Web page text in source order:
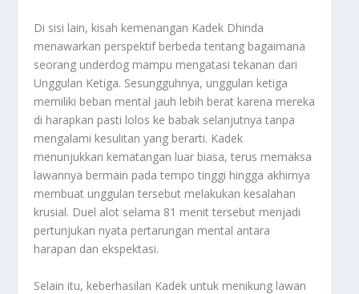
Di sisi lain, kisah kemenangan Kadek Dhinda
menawarkan perspektif berbeda tentang bagaimana
seorang underdog mampu mengatasi tekanan dari
Unggulan Ketiga. Sesungguhnya, unggulan ketiga
memiliki beban mental jauh lebih berat karena mereka
di harapkan pasti lolos ke babak selanjutnya tanpa
mengalami kesulitan yang berarti. Kadek
menunjukkan kematangan luar biasa, terus memaksa
lawannya bermain pada tempo tinggi hingga akhirnya
membuat unggulan tersebut melakukan kesalahan
krusial. Duel alot selama 81 menit tersebut menjadi
pertunjukan nyata pertarungan mental antara
harapan dan ekspektasi.
Selain itu, keberhasilan Kadek untuk menikung lawan